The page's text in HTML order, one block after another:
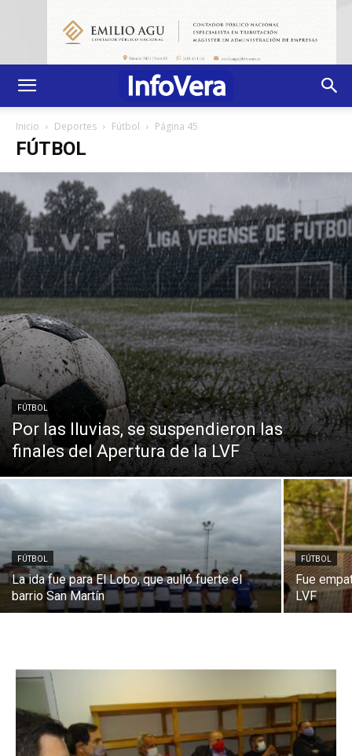
Inicio Deportes Fútbol Página 45
FÚTBOL
FÚTBOL
Por las lluvias, se suspendieron las
finales del Apertura de la LVF
FÚTBOL
La ida fue para El Lobo, que aulló fuerte el
barrio San Martín
FÚTBOL
Fue
LVF